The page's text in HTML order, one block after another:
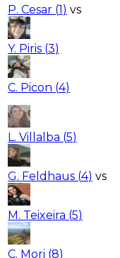
P. Cesar (1) vs
Y. Piris (3)
C. Picon (4)
L. Villalba (5)
G. Feldhaus (4) vs
M. Teixeira (5)
C. Mori (8)